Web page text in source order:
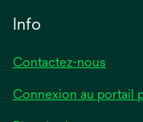
Info
Contactez-nous
Connexion au portail